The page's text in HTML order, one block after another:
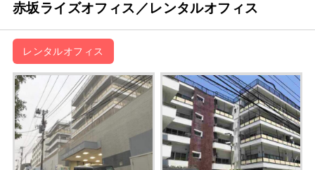
赤坂ライズオフィス／レンタルオフィス
レンタルオフィス